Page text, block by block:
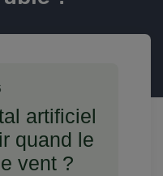
artificiel
quand le
vent ?